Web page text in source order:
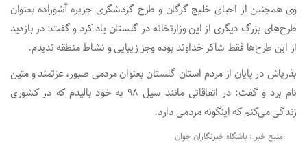
وی همچنین از احیای خلیج گرگان و طرح گردشگری جزیره آشوراده بعنوان
طرح‌های بزرگ دیگری از این وزارتخانه در گلستان یاد کرد و گفت: در بازدید
از این طرح‌ها فقط شاکر خداوند بوده وجز زیبایی و نشاط منطقه ندیدم.
بذرپاش در پایان از مردم استان گلستان بعنوان مردمی صبور، عزتمند و متین
نام برد و گفت: در اتفاقاتی مانند سیل ۹۸ به خود بالیدم که در کشوری
زندگی می‌کنم که اینگونه مردمی دارد.
منبع خبر : باشگاه خبرنگاران جوان